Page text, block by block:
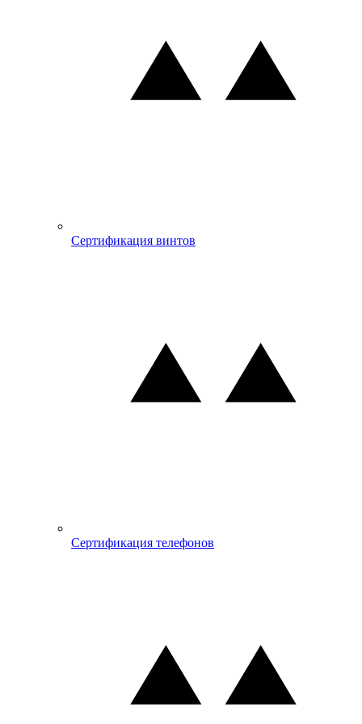
Сертификация винтов
Сертификация телефонов